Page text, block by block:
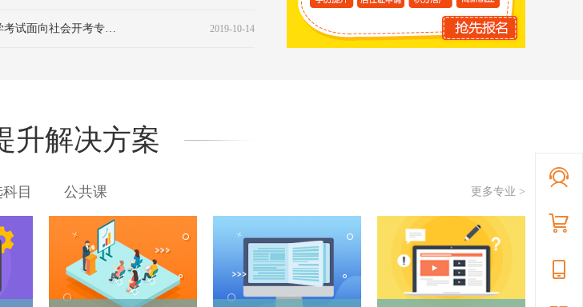
2020年4月湖北自学考试面向社会开考专业统考课程考试时间安排表（专科） 2019-10-14
升解决方案
目 公共课 更多专业 >